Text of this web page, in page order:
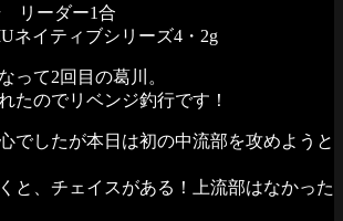
リーダー1合
ネイティブシリーズ4・2g
って2回目の葛川。
たのでリベンジ釣行です！
でしたが本日は初の中流部を攻めようと
と、チェイスがある！上流部はなかった